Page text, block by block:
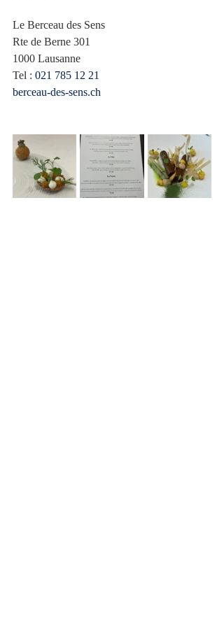
Le Berceau des Sens
Rte de Berne 301
1000 Lausanne
Tel : 021 785 12 21
berceau-des-sens.ch